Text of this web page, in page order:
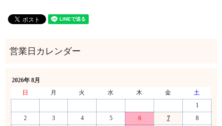
2026年 8月
日
月 火 水 木 金
土
1
2
3 4 5 6 7
8